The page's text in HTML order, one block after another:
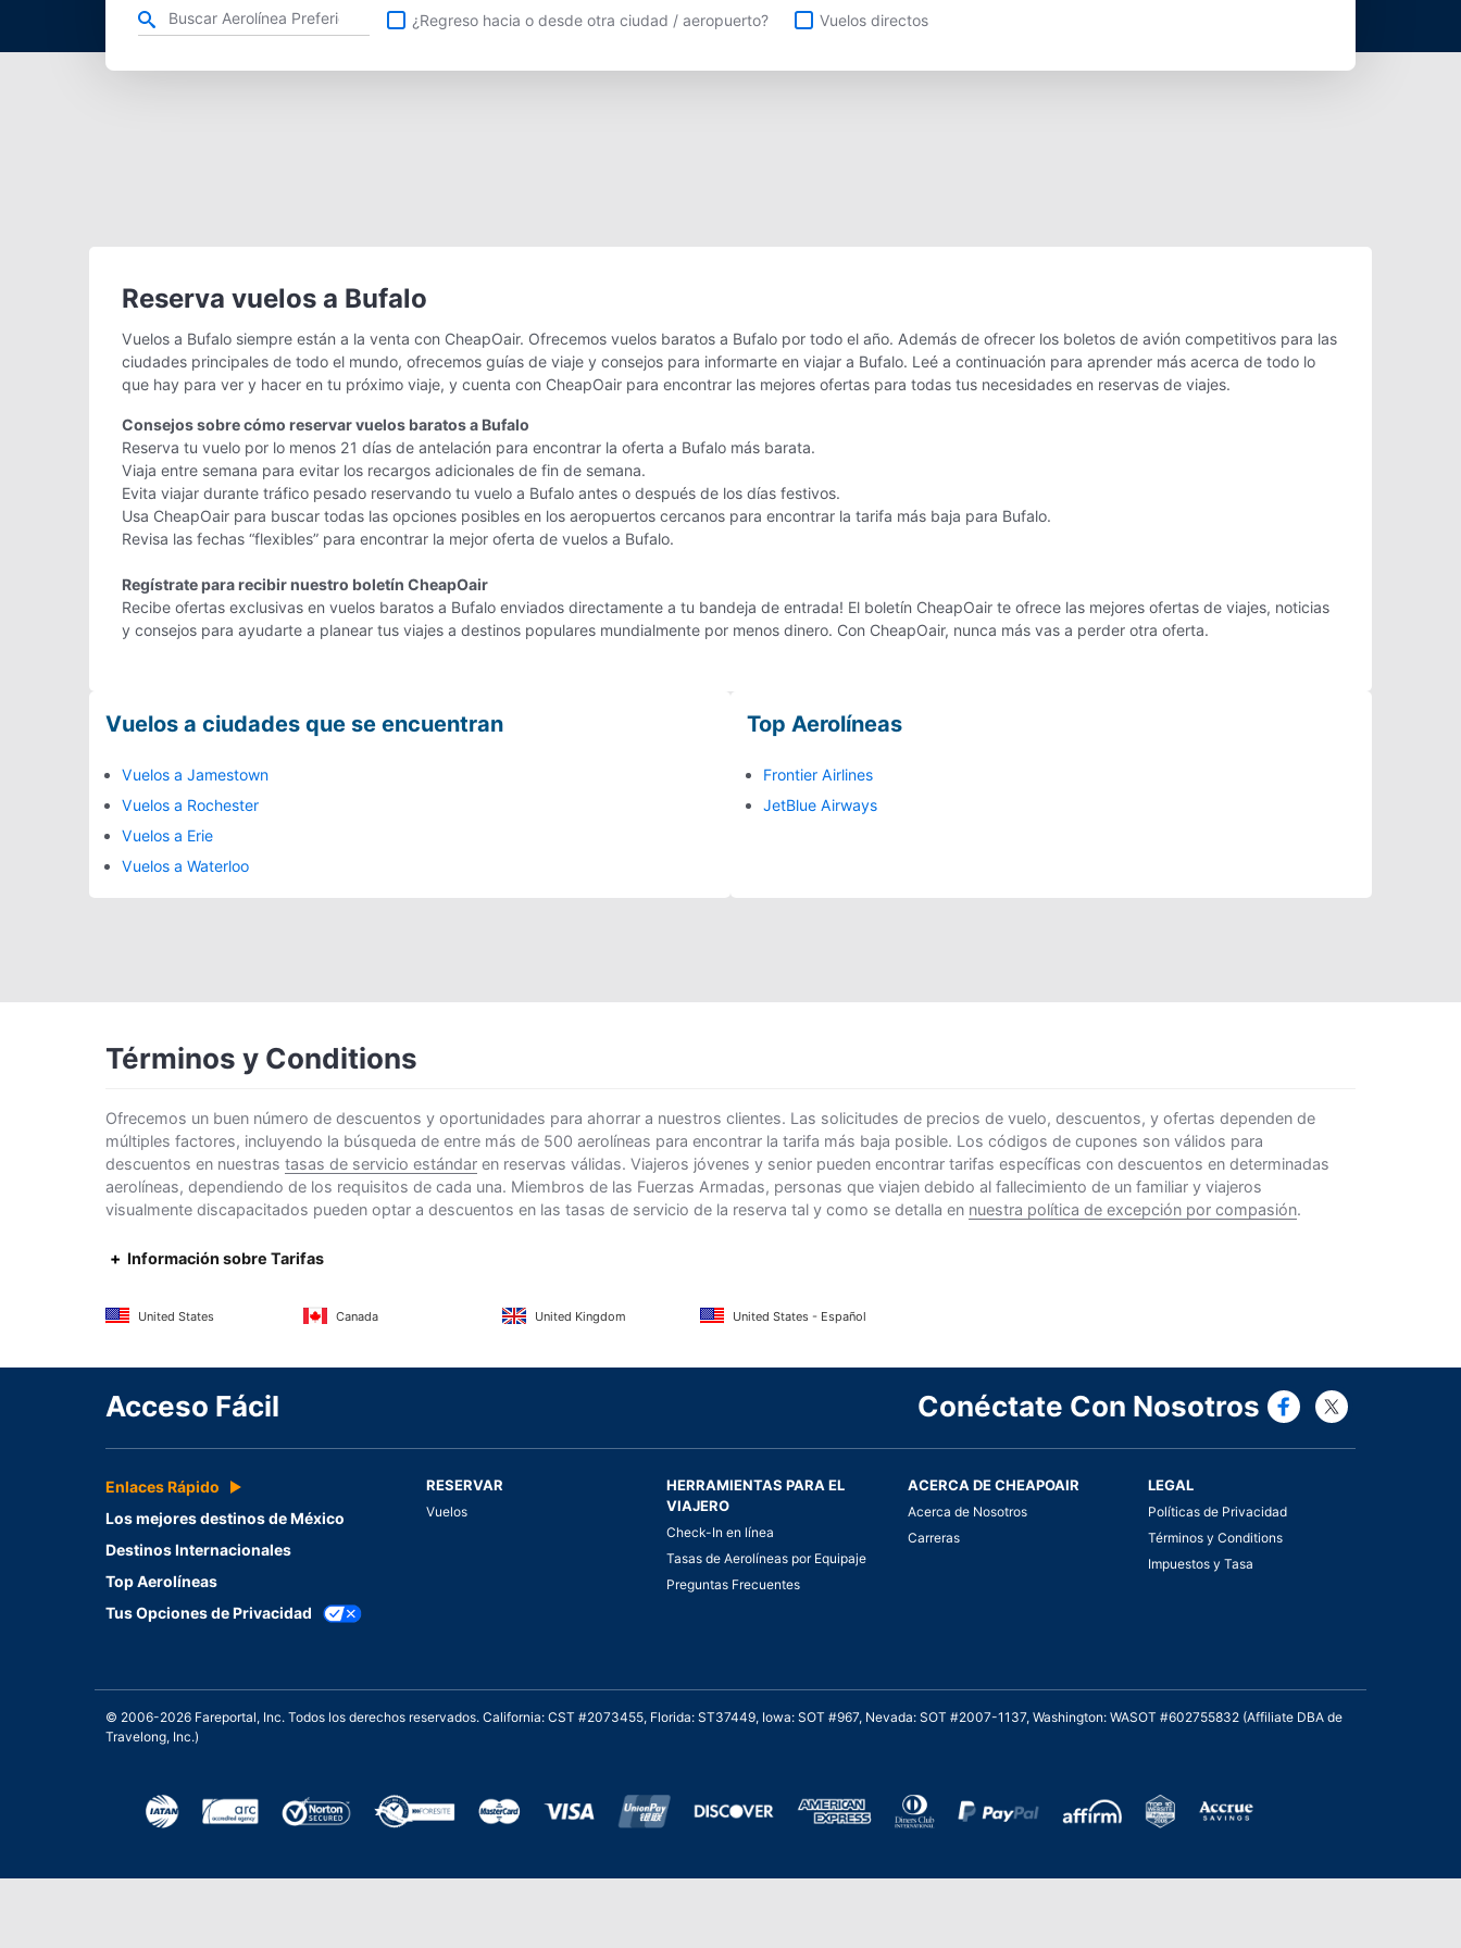
Refina tu búsqueda por aerolínea, ciudad o aeropuerto o vuelos directos
¿Regreso hacia o desde otra ciudad / aeropuerto? Vuelos directos
Reserva vuelos a Bufalo
Vuelos a Bufalo siempre están a la venta con CheapOair. Ofrecemos vuelos baratos a Bufalo por todo el año. Además de ofrecer los boletos de avión competitivos para las
ciudades principales de todo el mundo, ofrecemos guías de viaje y consejos para informarte en viajar a Bufalo. Leé a continuación para aprender más acerca de todo lo
que hay para ver y hacer en tu próximo viaje, y cuenta con CheapOair para encontrar las mejores ofertas para todas tus necesidades en reservas de viajes.
Consejos sobre cómo reservar vuelos baratos a Bufalo
Reserva tu vuelo por lo menos 21 días de antelación para encontrar la oferta a Bufalo más barata.
Viaja entre semana para evitar los recargos adicionales de fin de semana.
Evita viajar durante tráfico pesado reservando tu vuelo a Bufalo antes o después de los días festivos.
Usa CheapOair para buscar todas las opciones posibles en los aeropuertos cercanos para encontrar la tarifa más baja para Bufalo.
Revisa las fechas “flexibles” para encontrar la mejor oferta de vuelos a Bufalo.
Regístrate para recibir nuestro boletín CheapOair
Recibe ofertas exclusivas en vuelos baratos a Bufalo enviados directamente a tu bandeja de entrada! El boletín CheapOair te ofrece las mejores ofertas de viajes, noticias
y consejos para ayudarte a planear tus viajes a destinos populares mundialmente por menos dinero. Con CheapOair, nunca más vas a perder otra oferta.
Vuelos a ciudades que se encuentran
Vuelos a Jamestown
Vuelos a Rochester
Vuelos a Erie
Vuelos a Waterloo
Top Aerolíneas
Frontier Airlines
JetBlue Airways
Términos y Conditions
Ofrecemos un buen número de descuentos y oportunidades para ahorrar a nuestros clientes. Las solicitudes de precios de vuelo, descuentos, y ofertas dependen de
múltiples factores, incluyendo la búsqueda de entre más de 500 aerolíneas para encontrar la tarifa más baja posible. Los códigos de cupones son válidos para
descuentos en nuestras tasas de servicio estándar en reservas válidas. Viajeros jóvenes y senior pueden encontrar tarifas específicas con descuentos en determinadas
aerolíneas, dependiendo de los requisitos de cada una. Miembros de las Fuerzas Armadas, personas que viajen debido al fallecimiento de un familiar y viajeros
visualmente discapacitados pueden optar a descuentos en las tasas de servicio de la reserva tal y como se detalla en nuestra política de excepción por compasión.
Información sobre Tarifas
United States Canada United Kingdom United States - Español
Acceso Fácil Conéctate Con Nosotros Connect
Enlaces Rápido
Los mejores destinos de México
Destinos Internacionales
Top Aerolíneas
Tus Opciones de Privacidad
RESERVAR
Vuelos
HERRAMIENTAS PARA EL
VIAJERO
Check-In en línea
Tasas de Aerolíneas por Equipaje
Preguntas Frecuentes
ACERCA DE CHEAPOAIR
Acerca de Nosotros
Carreras
LEGAL
Políticas de Privacidad
Términos y Conditions
Impuestos y Tasa
© 2006-2026 Fareportal, Inc. Todos los derechos reservados. California: CST #2073455, Florida: ST37449, Iowa: SOT #967, Nevada: SOT #2007-1137, Washington: WASOT #602755832 (Affiliate DBA de
Travelong, Inc.)